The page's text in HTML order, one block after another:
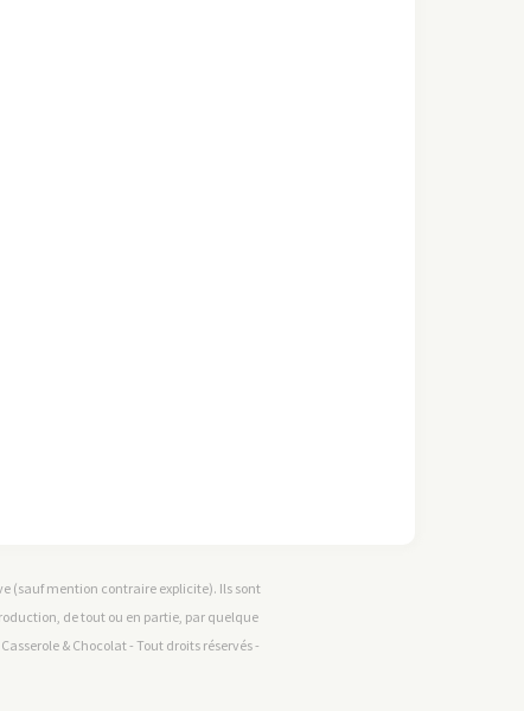
(sauf mention contraire explicite). Ils sont
de tout ou en partie, par quelque
& Chocolat - Tout droits réservés -